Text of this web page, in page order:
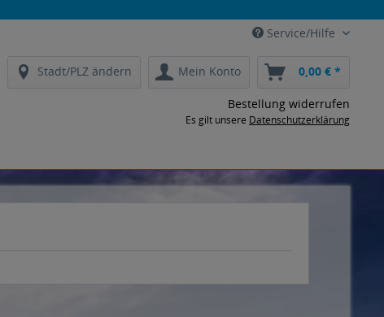
Service/Hilfe
Stadt/PLZ ändern Mein Konto 0,00 € *
Bestellung widerrufen
Es gilt unsere Datenschutzerklärung